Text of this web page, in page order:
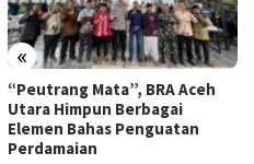
«
“Peutrang Mata”, BRA Aceh
Utara Himpun Berbagai
Elemen Bahas Penguatan
Perdamaian